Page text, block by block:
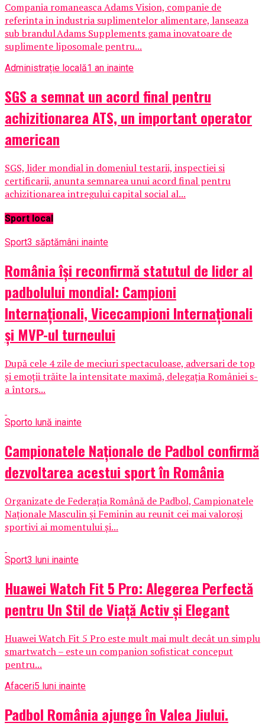
Compania romaneasca Adams Vision, companie de
referinta in industria suplimentelor alimentare, lanseaza
sub brandul Adams Supplements gama inovatoare de
suplimente liposomale pentru...
Administrație locală1 an inainte
SGS a semnat un acord final pentru
achizitionarea ATS, un important operator
american
SGS, lider mondial in domeniul testarii, inspectiei si
certificarii, anunta semnarea unui acord final pentru
achizitionarea intregului capital social al...
Sport local
Sport3 săptămâni inainte
România își reconfirmă statutul de lider al
padbolului mondial: Campioni
Internaționali, Vicecampioni Internaționali
și MVP-ul turneului
După cele 4 zile de meciuri spectaculoase, adversari de top
și emoții trăite la intensitate maximă, delegația României s-
a întors...
Sporto lună inainte
Campionatele Naționale de Padbol confirmă
dezvoltarea acestui sport în România
Organizate de Federația Română de Padbol, Campionatele
Naționale Masculin și Feminin au reunit cei mai valoroși
sportivi ai momentului și...
Sport3 luni inainte
Huawei Watch Fit 5 Pro: Alegerea Perfectă
pentru Un Stil de Viață Activ și Elegant
Huawei Watch Fit 5 Pro este mult mai mult decât un simplu
smartwatch – este un companion sofisticat conceput
pentru...
Afaceri5 luni inainte
Padbol România ajunge în Valea Jiului.